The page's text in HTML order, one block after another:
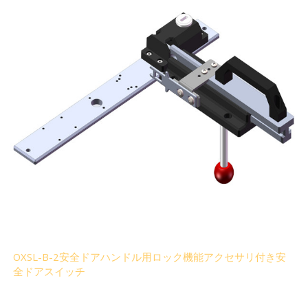
OXSL-B-2安全ドアハンドル用ロック機能アクセサリ付き安
全ドアスイッチ